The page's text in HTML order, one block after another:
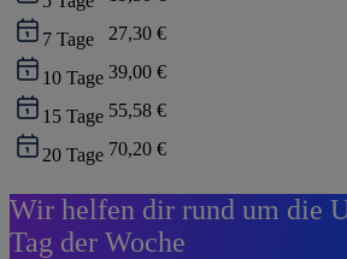
7 Tage 27,30 €
10 Tage 39,00 €
15 Tage 55,58 €
20 Tage 70,20 €
Wir helfen dir rund um die
Tag der Woche